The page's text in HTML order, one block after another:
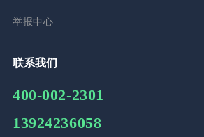
举报中心
联系我们
400-002-2301
13924236058